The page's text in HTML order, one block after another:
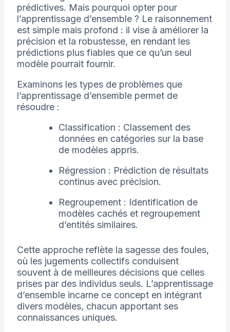
prédictives. Mais pourquoi opter pour
l’apprentissage d’ensemble ? Le raisonnement
est simple mais profond : il vise à améliorer la
précision et la robustesse, en rendant les
prédictions plus fiables que ce qu’un seul
modèle pourrait fournir.
Examinons les types de problèmes que
l’apprentissage d’ensemble permet de
résoudre :
Classification : Classement des
données en catégories sur la base
de modèles appris.
Régression : Prédiction de résultats
continus avec précision.
Regroupement : Identification de
modèles cachés et regroupement
d’entités similaires.
Cette approche reflète la sagesse des foules,
où les jugements collectifs conduisent
souvent à de meilleures décisions que celles
prises par des individus seuls. L’apprentissage
d’ensemble incarne ce concept en intégrant
divers modèles, chacun apportant ses
connaissances uniques.